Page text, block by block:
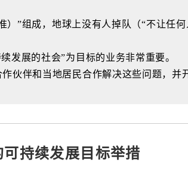
”组成，地球上没有人掉队（“不让任
发展的社会”为目标的业务非常重要。
伙伴和当地居民合作解决这些问题，并
持续发展目标举措